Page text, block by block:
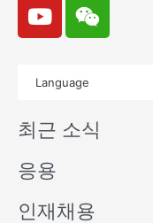
o
u
e
e
i
n
Language
최근 소식
응용
인재채용